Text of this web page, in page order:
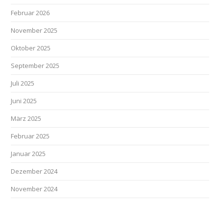
Februar 2026
November 2025
Oktober 2025
September 2025
Juli 2025
Juni 2025
März 2025
Februar 2025
Januar 2025
Dezember 2024
November 2024